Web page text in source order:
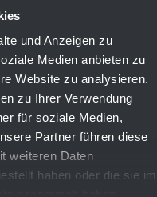
und Anzeigen zu
Medien anbieten zu
Website zu analysieren.
zu Ihrer Verwendung
für soziale Medien,
Partner führen diese
weiteren Daten
haben oder die sie im
aus